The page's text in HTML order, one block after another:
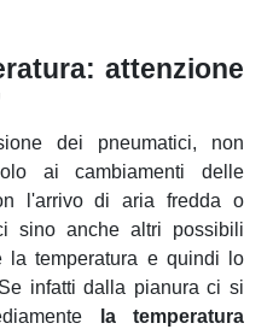
attenzione
dei pneumatici, non
ai cambiamenti delle
l'arrivo di aria fredda o
sino anche altri possibili
la temperatura e quindi lo
infatti dalla pianura ci si
la temperatura